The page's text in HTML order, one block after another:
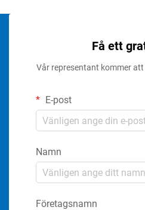
Få ett
Vår representant kommer
E-post
Namn
Företagsnamn